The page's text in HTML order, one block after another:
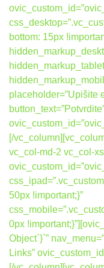
bottom: 15px
placeholder=”Upišite
[/
vc_col-md-2 vc_col-
50px !important;}”
0px
Object`}`”
Links”